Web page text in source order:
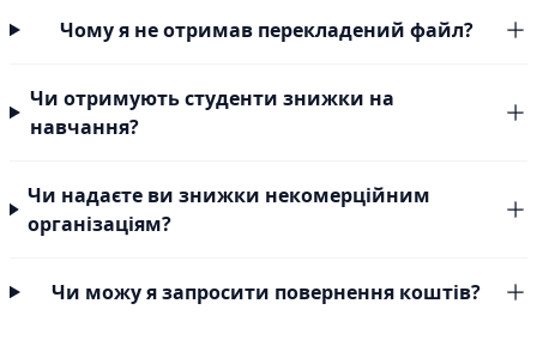
Чому я не отримав перекладений файл?
Чи отримують студенти знижки на
навчання?
Чи надаєте ви знижки некомерційним
організаціям?
Чи можу я запросити повернення коштів?